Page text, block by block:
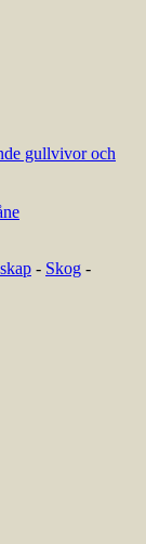
gullvivor och
- Skog -